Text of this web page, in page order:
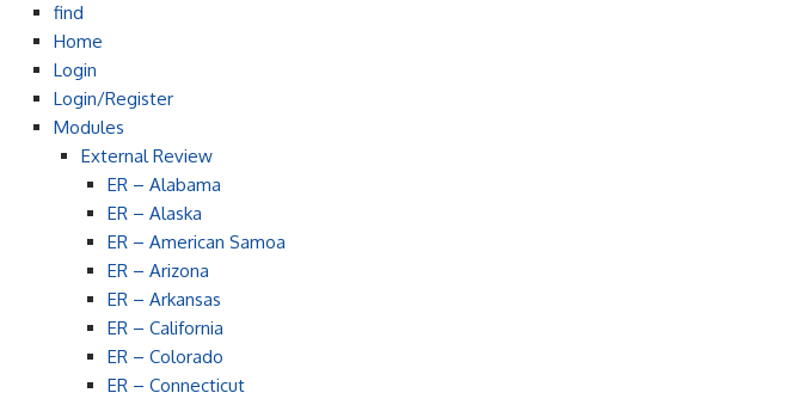
find
Home
Login
Login/Register
Modules
External Review
ER – Alabama
ER – Alaska
ER – American Samoa
ER – Arizona
ER – Arkansas
ER – California
ER – Colorado
ER – Connecticut